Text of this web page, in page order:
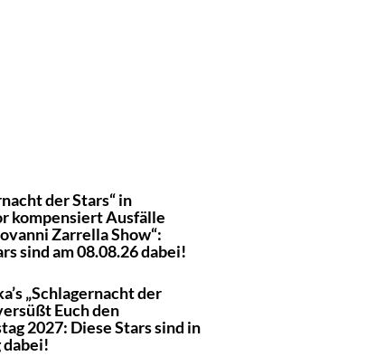
der Stars“ in
kompensiert Ausfälle
Zarrella Show“:
sind am 08.08.26 dabei!
„Schlagernacht der
Euch den
2027: Diese Stars sind in
dabei!